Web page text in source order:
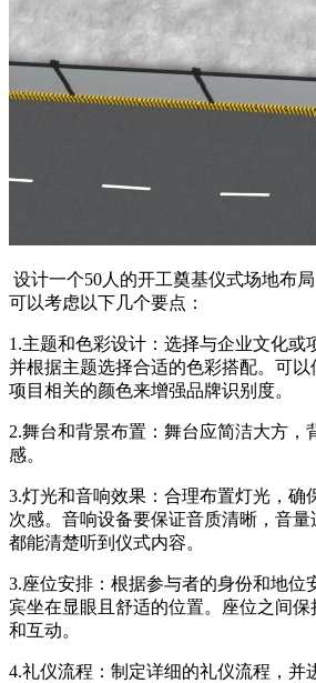
设计一个50人的开工奠基仪式场地布
可以考虑以下几个要点：
1.主题和色彩设计：选择与企业文化或
并根据主题选择合适的色彩搭配。可
项目相关的颜色来增强品牌识别度。
2.舞台和背景布置：舞台应简洁大方，
感。
3.灯光和音响效果：合理布置灯光，确
次感。音响设备要保证音质清晰，音
都能清楚听到仪式内容。
3.座位安排：根据参与者的身份和地位
宾坐在显眼且舒适的位置。座位之间
和互动。
4.礼仪流程：制定详细的礼仪流程，并